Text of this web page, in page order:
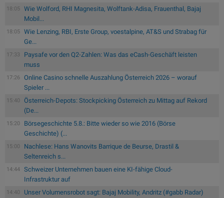
18:05
Wie Wolford, RHI Magnesita, Wolftank-Adisa, Frauenthal, Bajaj
Mobil...
18:05
Wie Lenzing, RBI, Erste Group, voestalpine, AT&S und Strabag für
Ge...
17:33
Paysafe vor den Q2-Zahlen: Was das eCash-Geschäft leisten
muss
17:26
Online Casino schnelle Auszahlung Österreich 2026 – worauf
Spieler ...
15:40
Österreich-Depots: Stockpicking Österreich zu Mittag auf Rekord
(De...
15:20
Börsegeschichte 5.8.: Bitte wieder so wie 2016 (Börse
Geschichte) (...
15:00
Nachlese: Hans Wanovits Barrique de Beurse, Drastil &
Seltenreich s...
14:44
Schweizer Unternehmen bauen eine KI-fähige Cloud-
Infrastruktur auf
14:40 Unser Volumensrobot sagt: Bajaj Mobility, Andritz (#gabb Radar)